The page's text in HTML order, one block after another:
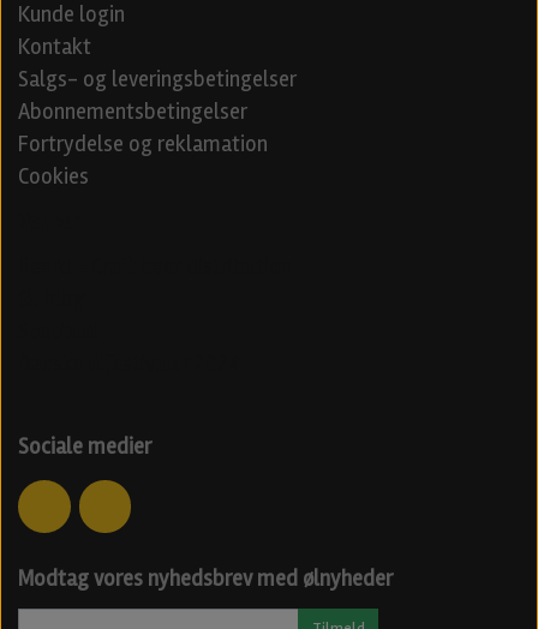
Kunde login
Kontakt
Salgs- og leveringsbetingelser
Abonnementsbetingelser
Fortrydelse og reklamation
Cookies
Sociale medier
Modtag vores nyhedsbrev med ølnyheder